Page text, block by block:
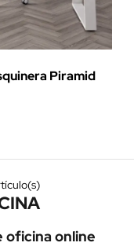
Piramid
oficina online